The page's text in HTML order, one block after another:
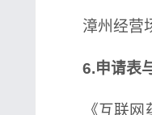
漳州经营场
6.申请表与
《互联网药